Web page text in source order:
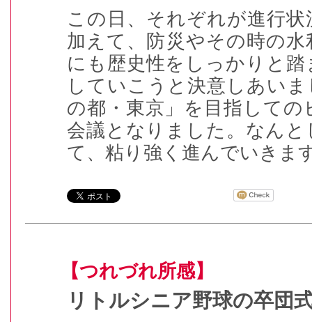
この日、それぞれが進行
加えて、防災やその時の
にも歴史性をしっかりと
していこうと決意しあい
の都・東京」を目指して
会議となりました。なん
て、粘り強く進んでいきま
【つれづれ所感】
リトルシニア野球の卒団